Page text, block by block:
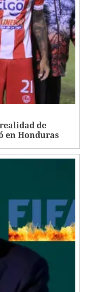
de
en Honduras